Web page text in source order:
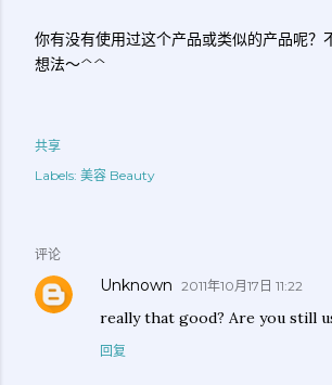
你有没有使用过这个产品或类似的产品呢？
想法～^^
共享
Labels: 美容 Beauty
评论
Unknown 2011年10月17日 11:22
really that good? Are you still
回复